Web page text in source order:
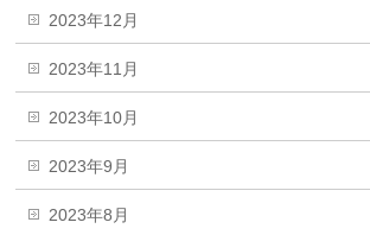
2023年12月
2023年11月
2023年10月
2023年9月
2023年8月